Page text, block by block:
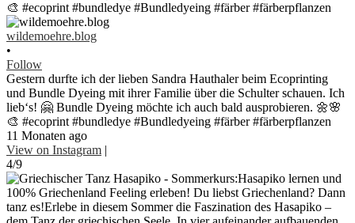
wildemoehre.blog
•
Follow
Gestern durfte ich der lieben Sandra Hauthaler beim Ecoprinting
und Bundle Dyeing mit ihrer Familie über die Schulter schauen. Ich
lieb‘s! 🤗 Bundle Dyeing möchte ich auch bald ausprobieren. 🌼🌸
🎨 #ecoprint #bundledye #Bundledyeing #färber #färberpflanzen
11 Monaten ago
View on Instagram |
4/9